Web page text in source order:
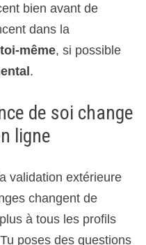
bien avant de
dans la
même, si possible
.
de soi change
ligne
validation extérieure
changent de
à tous les profils
poses des questions